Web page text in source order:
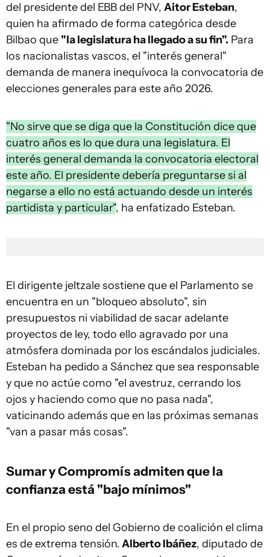
del presidente del EBB del PNV, Aitor Esteban,
quien ha afirmado de forma categórica desde
Bilbao que "la legislatura ha llegado a su fin". Para
los nacionalistas vascos, el "interés general"
demanda de manera inequívoca la convocatoria de
elecciones generales para este año 2026.
"No sirve que se diga que la Constitución dice que
cuatro años es lo que dura una legislatura. El
interés general demanda la convocatoria electoral
este año. El presidente debería preguntarse si al
negarse a ello no está actuando desde un interés
partidista y particular", ha enfatizado Esteban.
El dirigente jeltzale sostiene que el Parlamento se
encuentra en un "bloqueo absoluto", sin
presupuestos ni viabilidad de sacar adelante
proyectos de ley, todo ello agravado por una
atmósfera dominada por los escándalos judiciales.
Esteban ha pedido a Sánchez que sea responsable
y que no actúe como "el avestruz, cerrando los
ojos y haciendo como que no pasa nada",
vaticinando además que en las próximas semanas
"van a pasar más cosas".
Sumar y Compromís admiten que la
confianza está "bajo mínimos"
En el propio seno del Gobierno de coalición el clima
es de extrema tensión.Alberto Ibáñez, diputado de